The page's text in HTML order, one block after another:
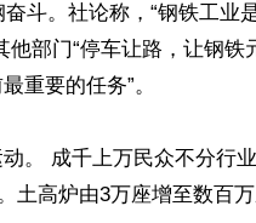
斗。社论称，“钢铁工业
部门“停车让路，让钢铁
重要的任务”。
。 成千上万民众不分行
土高炉由3万座增至数百